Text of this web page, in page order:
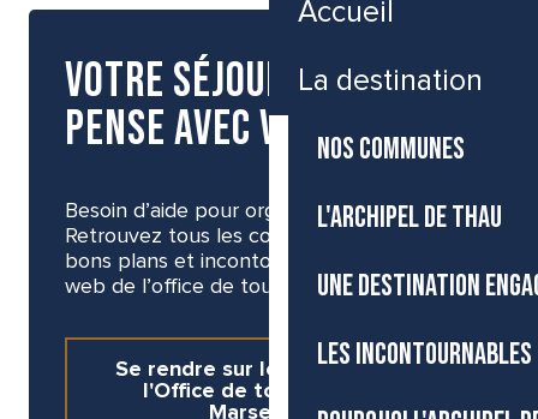
Accueil
La destination
NOS COMMUNES
L'ARCHIPEL DE THAU
UNE DESTINATION
LES
Votre séjour, on y
pense avec vous !
Besoin d’aide pour organiser votre visite ?
Retrouvez tous les conseils pratiques,
bons plans et incontournables sur le site
web de l’office de tourisme de Marseillan.
Se rendre sur le site web de
l'Office de tourisme de
Marseillan